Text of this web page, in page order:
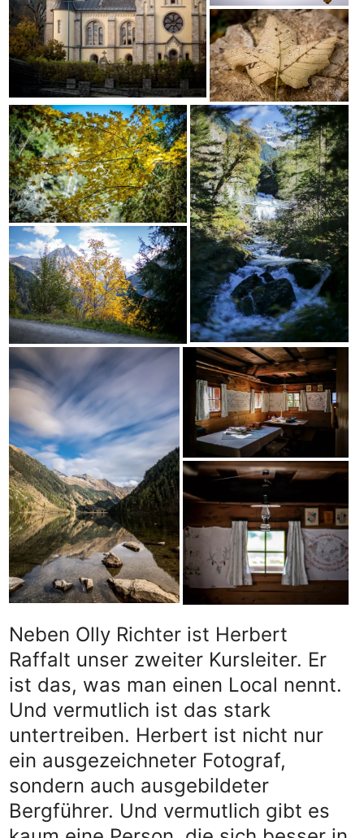
Neben Olly Richter ist Herbert
Raffalt unser zweiter Kursleiter. Er
ist das, was man einen Local nennt.
Und vermutlich ist das stark
untertreiben. Herbert ist nicht nur
ein ausgezeichneter Fotograf,
sondern auch ausgebildeter
Bergführer. Und vermutlich gibt es